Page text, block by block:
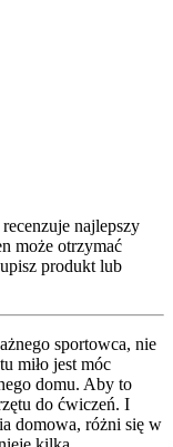
najlepszy
może otrzymać
produkt lub
sportowca, nie
miło jest móc
domu. Aby to
do ćwiczeń. I
domowa, różni się w